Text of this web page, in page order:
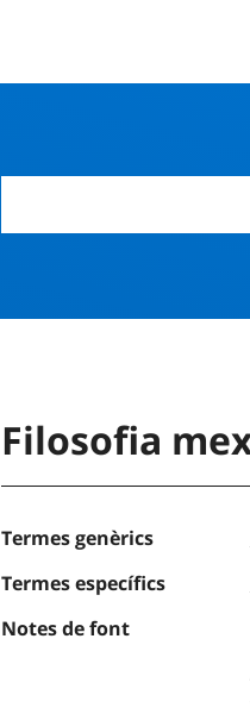
Filosofia
Termes genèrics
Termes específics
Notes de font